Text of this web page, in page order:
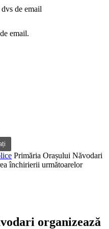
dvs de email
email.
Primăria Orașului Năvodari
închirierii următoarelor
organizează